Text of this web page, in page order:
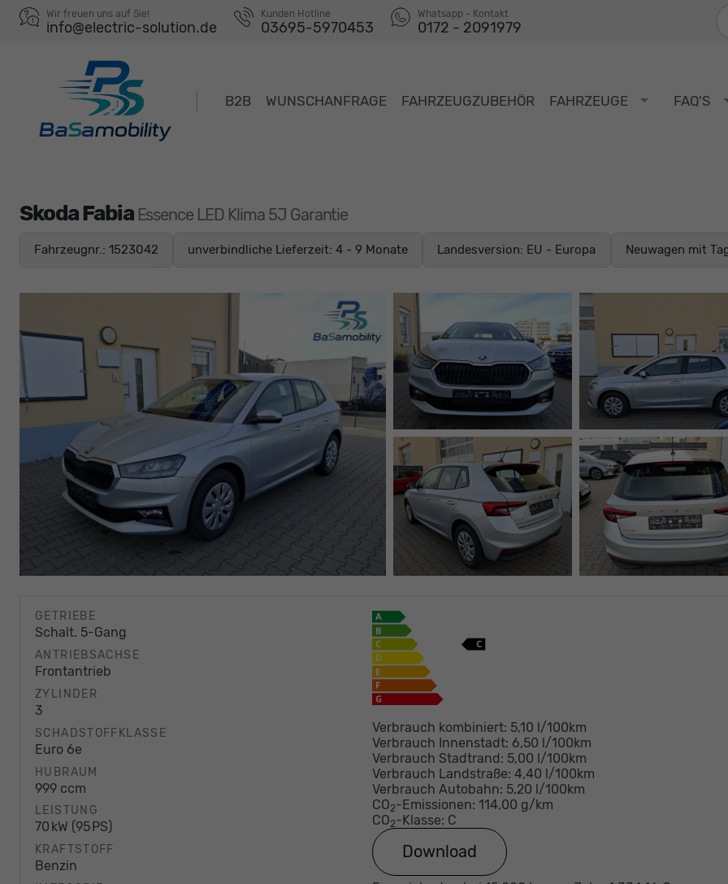
Wir freuen uns auf Sie!
info@electric-solution.de
Kunden Hotline
03695-5970453
Whatsapp - Kontakt
0172 - 2091979
B2B WUNSCHANFRAGE FAHRZEUGZUBEHÖR FAHRZEUGE FAQ'S
Skoda Fabia Essence LED Klima 5J Garantie
Fahrzeugnr.: 1523042 unverbindliche Lieferzeit: 4 - 9 Monate Landesversion: EU - Europa Neuwagen mit
GETRIEBE
Schalt. 5-Gang
ANTRIEBSACHSE
Frontantrieb
ZYLINDER
3
SCHADSTOFFKLASSE
Euro 6e
HUBRAUM
999 ccm
LEISTUNG
70 kW (95 PS)
KRAFTSTOFF
Benzin
Verbrauch kombiniert: 5,10 l/100km
Verbrauch Innenstadt: 6,50 l/100km
Verbrauch Stadtrand: 5,00 l/100km
Verbrauch Landstraße: 4,40 l/100km
Verbrauch Autobahn: 5,20 l/100km
CO2-Emissionen: 114,00 g/km
CO2-Klasse: C
Download